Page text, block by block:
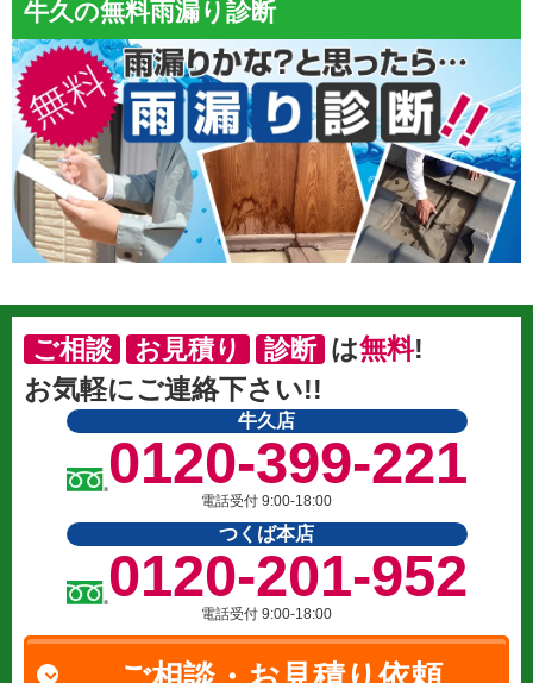
牛久の無料雨漏り診断
ご相談 お見積り 診断 は無料!
お気軽にご連絡下さい!!
牛久店
0120-399-221
電話受付 9:00-18:00
つくば本店
0120-201-952
電話受付 9:00-18:00